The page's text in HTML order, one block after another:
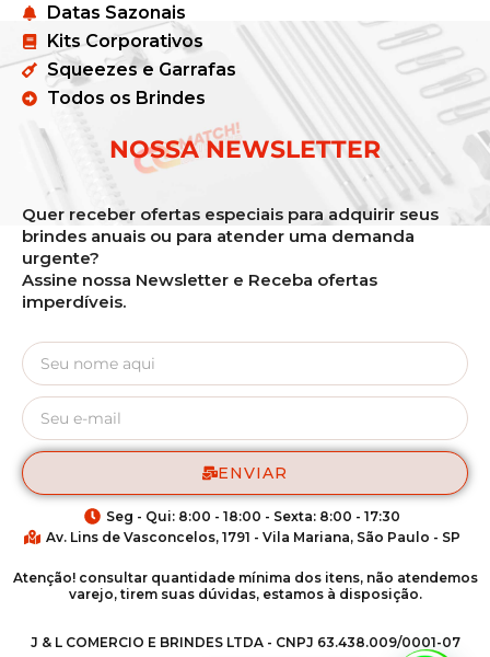
Datas Sazonais
Kits Corporativos
Squeezes e Garrafas
Todos os Brindes
NOSSA NEWSLETTER
Quer receber ofertas especiais para adquirir seus
brindes anuais ou para atender uma demanda
urgente?
Assine nossa Newsletter e Receba ofertas
imperdíveis.
ENVIAR
Seg - Qui: 8:00 - 18:00 - Sexta: 8:00 - 17:30
Av. Lins de Vasconcelos, 1791 - Vila Mariana, São Paulo - SP
Atenção! consultar quantidade mínima dos itens, não atendemos
varejo, tirem suas dúvidas, estamos à disposição.
J & L COMERCIO E BRINDES LTDA - CNPJ 63.438.009/0001-07